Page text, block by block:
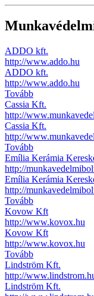
ADDO kft.
http://www.addo.hu
ADDO kft.
http://www.addo.hu
Tovább
Cassia Kft.
http://
Cassia Kft.
http://
Tovább
Emília Kerámia
http://
Emília Kerámia
http://
Tovább
Kovow Kft
http://www.kovox.hu
Kovow Kft
http://www.kovox.hu
Tovább
Lindström Kft.
http://
Lindström Kft.